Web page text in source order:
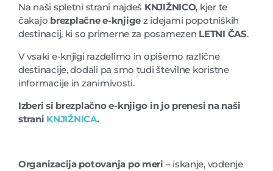
Na naši spletni strani najdeš KNJIŽNICO, kjer te
čakajo brezplačne e-knjige z idejami popotniških
destinacij, ki so primerne za posamezen LETNI ČAS.
V vsaki e-knjigi razdelimo in opišemo različne
destinacije, dodali pa smo tudi številne koristne
informacije in zanimivosti.
Izberi si brezplačno e-knjigo in jo prenesi na naši
strani KNJIŽNICA.
Organizacija potovanja po meri – iskanje, vodenje